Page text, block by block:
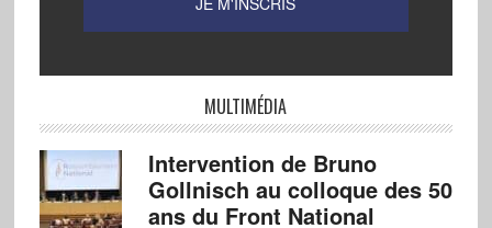
MULTIMÉDIA
Intervention de Bruno
Gollnisch au colloque des 50
ans du Front National